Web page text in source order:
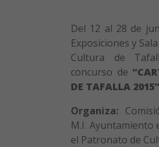
Del 12 al 28 de
Exposiciones y
Cultura de
concurso de
DE TAFALLA
Organiza:
M.I. Ayuntamiento
el Patronato de